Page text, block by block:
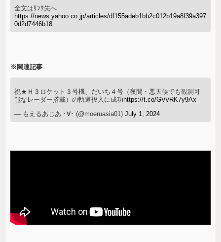
全文はﾘﾝｸ先へ
https://news.yahoo.co.jp/articles/df155adeb1bb2c012b19a8f39a397
0d2d7446b18
※関連記事
祝★Ｈ３ロケット３号機、だいち４号（夜間・悪天候でも観測可
能なレーダー搭載）の軌道投入に成功 https://t.co/GVvRK7y9Ax
— もえるあじあ ･∀･ (@moeruasia01)July 1, 2024